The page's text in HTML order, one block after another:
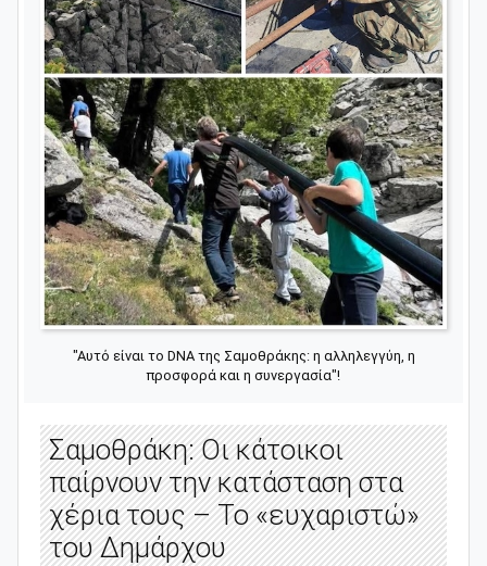
"Αυτό είναι το DNA της Σαμοθράκης: η αλληλεγγύη, η
προσφορά και η συνεργασία"!
Σαμοθράκη: Οι κάτοικοι
παίρνουν την κατάσταση στα
χέρια τους – Το «ευχαριστώ»
του Δημάρχου